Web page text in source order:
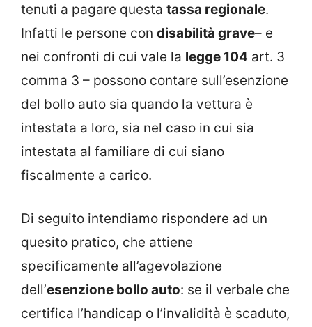
tenuti a pagare questa tassa regionale.
Infatti le persone con disabilità grave– e
nei confronti di cui vale la legge 104 art. 3
comma 3 – possono contare sull’esenzione
del bollo auto sia quando la vettura è
intestata a loro, sia nel caso in cui sia
intestata al familiare di cui siano
fiscalmente a carico.
Di seguito intendiamo rispondere ad un
quesito pratico, che attiene
specificamente all’agevolazione
dell’esenzione bollo auto: se il verbale che
certifica l’handicap o l’invalidità è scaduto,